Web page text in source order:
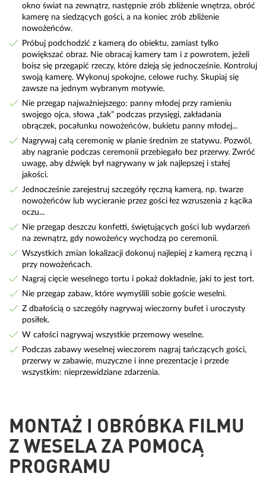
okno świat na zewnątrz, następnie zrób zbliżenie wnętrza, obróć
kamerę na siedzących gości, a na koniec zrób zbliżenie
nowożeńców.
Próbuj podchodzić z kamerą do obiektu, zamiast tylko
powiększać obraz. Nie obracaj kamery tam i z powrotem, jeżeli
boisz się przegapić rzeczy, które dzieją się jednocześnie. Kontroluj
swoją kamerę. Wykonuj spokojne, celowe ruchy. Skupiaj się
zawsze na jednym wybranym motywie.
Nie przegap najważniejszego: panny młodej przy ramieniu
swojego ojca, słowa „tak” podczas przysięgi, zakładania
obrączek, pocałunku nowożeńców, bukietu panny młodej...
Nagrywaj całą ceremonię w planie średnim ze statywu. Pozwól,
aby nagranie podczas ceremonii przebiegało bez przerwy. Zwróć
uwagę, aby dźwięk był nagrywany w jak najlepszej i stałej
jakości.
Jednocześnie zarejestruj szczegóły ręczną kamerą, np. twarze
nowożeńców lub wycieranie przez gości łez wzruszenia z kącika
oczu...
Nie przegap deszczu konfetti, świętujących gości lub wydarzeń
na zewnątrz, gdy nowożeńcy wychodzą po ceremonii.
Wszystkich zmian lokalizacji dokonuj najlepiej z kamerą ręczną i
przy nowożeńcach.
Nagraj cięcie weselnego tortu i pokaż dokładnie, jaki to jest tort.
Nie przegap zabaw, które wymyślili sobie goście weselni.
Z dbałością o szczegóły nagrywaj wieczorny bufet i uroczysty
posiłek.
W całości nagrywaj wszystkie przemowy weselne.
Podczas zabawy weselnej wieczorem nagraj tańczących gości,
przerwy w zabawie, muzyczne i inne prezentacje i przede
wszystkim: nieprzewidziane zdarzenia.
MONTAŻ I OBRÓBKA FILMU
Z WESELA ZA POMOCĄ
PROGRAMU